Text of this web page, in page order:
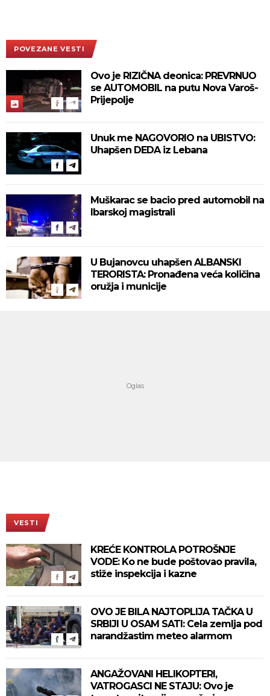
POVEZANE VESTI
Ovo je RIZIČNA deonica: PREVRNUO
se AUTOMOBIL na putu Nova Varoš-
Prijepolje
Unuk me NAGOVORIO na UBISTVO:
Uhapšen DEDA iz Lebana
Muškarac se bacio pred automobil na
Ibarskoj magistrali
U Bujanovcu uhapšen ALBANSKI
TERORISTA: Pronađena veća količina
oružja i municije
VESTI
KREĆE KONTROLA POTROŠNJE
VODE: Ko ne bude poštovao pravila,
stiže inspekcija i kazne
OVO JE BILA NAJTOPLIJA TAČKA U
SRBIJI U OSAM SATI: Cela zemlja pod
narandžastim meteo alarmom
ANGAŽOVANI HELIKOPTERI,
VATROGASCI NE STAJU: Ovo je